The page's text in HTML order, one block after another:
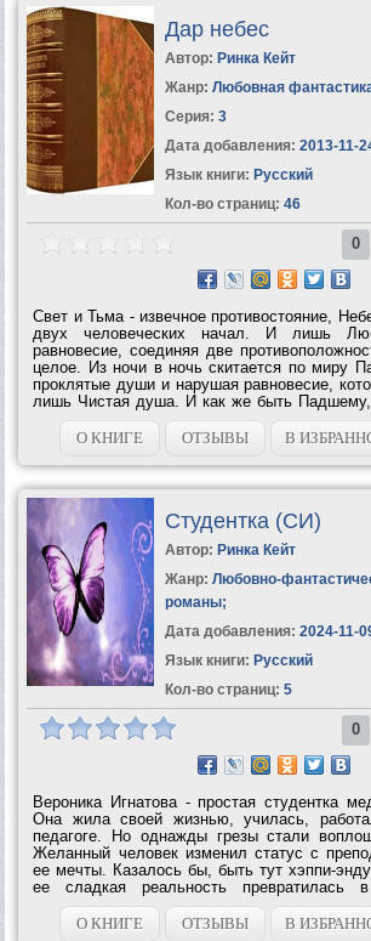
Дар небес
Автор: Ринка Кейт
Жанр: Любовная
Серия: 3
Дата добавления: 2013-11-
Язык книги: Русский
Кол-во страниц: 46
0
Свет и Тьма - извечное противостояние,
двух человеческих начал. И лишь
равновесие, соединяя две
целое. Из ночи в ночь скитается по миру
проклятые души и нарушая равновесие,
лишь Чистая душа. И как же быть Падшему,
и она оказывается его
прекрасным...
О КНИГЕ ОТЗЫВЫ В
Студентка (СИ)
Автор: Ринка Кейт
Жанр: Любовно-
романы;
Дата добавления: 2024-11-
Язык книги: Русский
Кол-во страниц: 5
0
Вероника Игнатова - простая студентка
Она жила своей жизнью, училась,
педагоге. Но однажды грезы стали
Желанный человек изменил статус с
ее мечты. Казалось бы, быть тут хэппи-
ее сладкая реальность превратилась
Вероника слишком поздно поняла, что ало-
глазах -...О КНИГЕ ОТЗЫВЫ В